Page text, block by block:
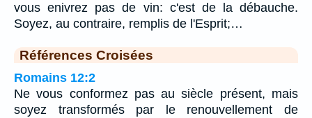
vous enivrez pas de vin: c'est de la débauche.
Soyez, au contraire, remplis de l'Esprit;…
Références Croisées
Romains 12:2
Ne vous conformez pas au siècle présent, mais
soyez transformés par le renouvellement de